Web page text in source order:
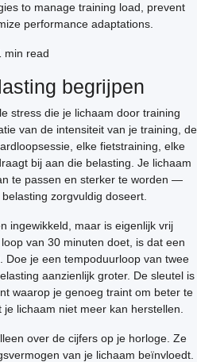
to manage training load, prevent
performance adaptations.
min read
begrijpen
stress die je lichaam door training
van de intensiteit van je training, de
elke fietstraining, elke
bij aan die belasting. Je lichaam
te passen en sterker te worden —
zorgvuldig doseert.
ingewikkeld, maar is eigenlijk vrij
van 30 minuten doet, is dat een
Doe je een tempoduurloop van twee
aanzienlijk groter. De sleutel is
waarop je genoeg traint om beter te
lichaam niet meer kan herstellen.
over de cijfers op je horloge. Ze
van je lichaam beïnvloedt.